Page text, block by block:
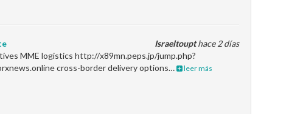
Israeltoupthace 2 días
MME logistics http://x89mn.peps.jp/jump.php?
cross-border delivery options…
leer más